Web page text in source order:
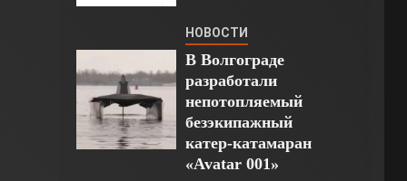
НОВОСТИ
В Волгограде
разработали
непотопляемый
безэкипажный
катер-катамаран
«Avatar 001»